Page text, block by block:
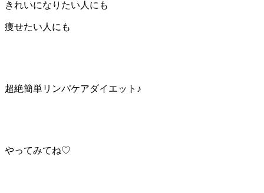
きれいになりたい人にも
痩せたい人にも
超絶簡単リンパケアダイエット♪
やってみてね♡